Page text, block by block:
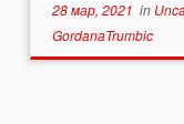
28 мар, 2021 in
GordanaTrumbic